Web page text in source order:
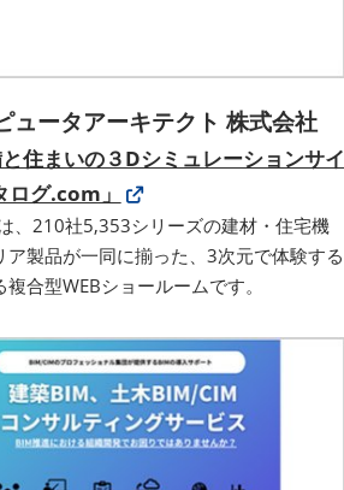
ュータアーキテクト 株式会社
住まいの３Dシミュレーションサイ
ログ.com」
、210社5,353シリーズの建材・住宅機
ア製品が一同に揃った、3次元で体験する
合型WEBショールームです。